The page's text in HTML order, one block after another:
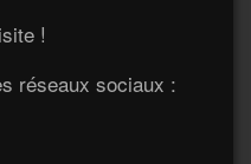
!
réseaux sociaux :